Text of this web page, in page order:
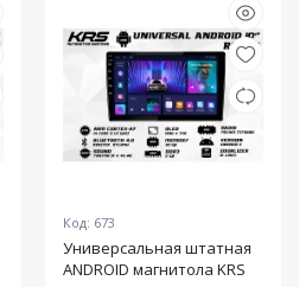
Код: 673
Универсальная штатная
ANDROID магнитола KRS